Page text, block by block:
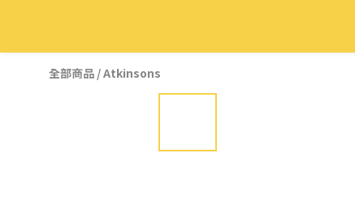
全部商品 /Atkinsons